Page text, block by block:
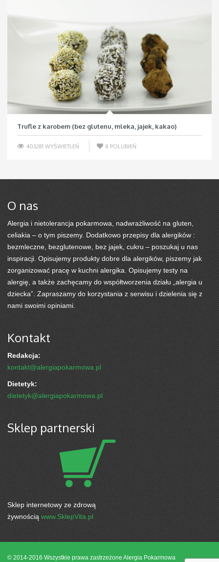
Trufle z karobem (bez glutenu, mleka, jajek, kakao)
403281 WYŚWIETLEŃ 8 POLUBIEŃ
O nas
Alergia i nietolerancja pokarmowa, nadwrażliwość na gluten,
celiakia – o tym piszemy. Dodatkowo przepisy dla alergików :
bezmleczne, bezglutenowe, bez jajek, cukru – poszukaj u nas
inspiracji. Opisujemy produkty dobre dla alergików, piszemy jak
zorganizować pracę w kuchni alergika. Opisujemy testy na
alergię, a także zachęcamy do współtworzenia działu „alergia u
dziecka”. Zapraszamy do korzystania z serwisu i dzielenia się z
nami swoimi opiniami.
Kontakt
Redakcja:
kontakt@alergiapokarmowa.pl
Dietetyk:
dietetyk@alergiapokarmowa.pl
Sklep partnerski
Sklep internetowy ze zdrową
żywnością www.SklepVita.pl
© 2014-2016 Wszystkie prawa zastrzeżone Alergia Pokarmowa